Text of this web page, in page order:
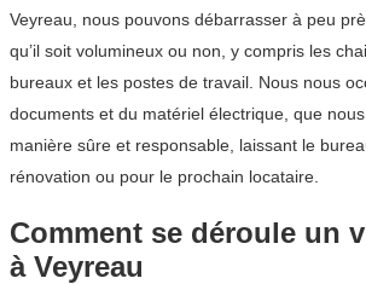
Veyreau, nous pouvons débarrasser à peu
qu’il soit volumineux ou non, y compris les
bureaux et les postes de travail. Nous nous
documents et du matériel électrique, que
manière sûre et responsable, laissant le
rénovation ou pour le prochain locataire.
Comment se déroule un
à Veyreau